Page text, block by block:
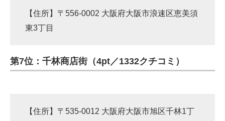
【住所】〒556-0002 大阪府大阪市浪速区恵美須
東3丁目
第7位：千林商店街（4pt／1332クチコミ）
【住所】〒535-0012 大阪府大阪市旭区千林1丁